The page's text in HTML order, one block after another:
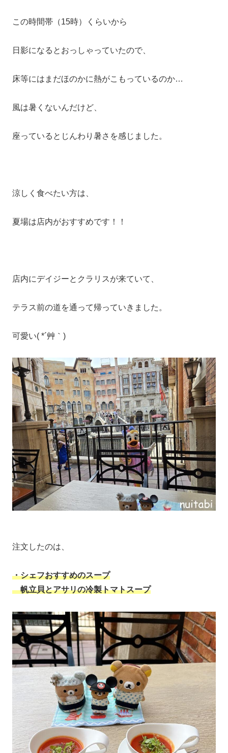
この時間帯（15時）くらいから
日影になるとおっしゃっていたので、
床等にはまだほのかに熱がこもっているのか…
風は暑くないんだけど、
座っているとじんわり暑さを感じました。
涼しく食べたい方は、
夏場は店内がおすすめです！！
店内にデイジーとクラリスが来ていて、
テラス前の道を通って帰っていきました。
可愛い( *´艸｀)
注文したのは、
・シェフおすすめのスープ
帆立貝とアサリの冷製トマトスープ